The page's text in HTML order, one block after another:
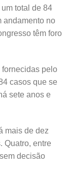
total de 84
andamento no
têm foro
pelo
casos que se
sete anos e
mais de dez
Quatro, entre
decisão